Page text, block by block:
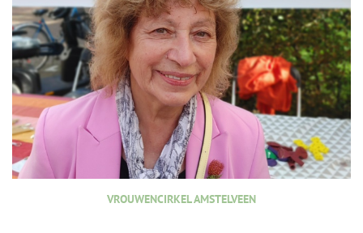
VROUWENCIRKEL AMSTELVEEN